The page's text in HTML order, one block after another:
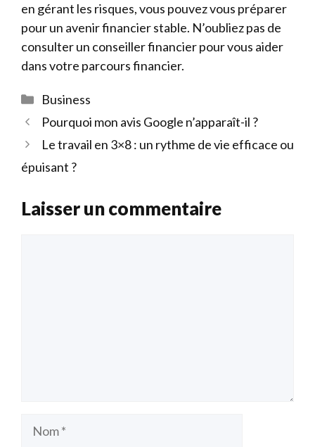
en gérant les risques, vous pouvez vous préparer
pour un avenir financier stable. N’oubliez pas de
consulter un conseiller financier pour vous aider
dans votre parcours financier.
Catégories
Business
Pourquoi mon avis Google n’apparaît-il ?
Le travail en 3×8 : un rythme de vie efficace ou
épuisant ?
Laisser un commentaire